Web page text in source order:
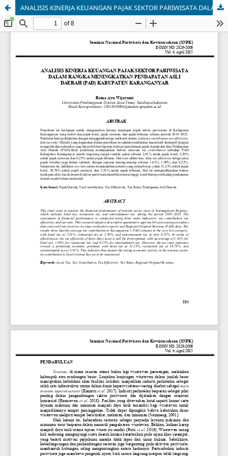
ANALISIS KINERJA KEUANGAN PAJAK SEKTOR PARIWISATA DALAM RANGKA MENINGKATKAN PENDAPATAN ASLI DAERAH (PAD) KABUPATEN KARANGANYAR